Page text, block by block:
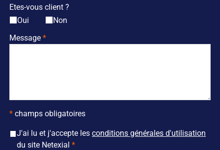
Etes-vous client ?
Oui
Non
Message
*champs obligatoires
J'ai lu et j'accepte lesconditions générales d'utilisation
du site Netexial